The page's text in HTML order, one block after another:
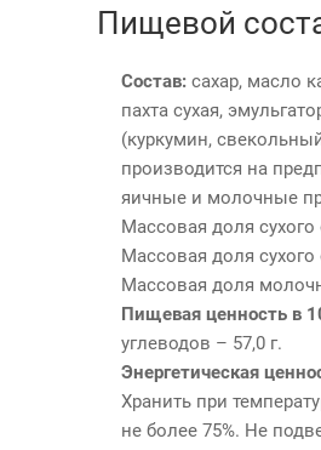
Пищевой
Состав: сахар, масло
пахта сухая,
(куркумин,
производится на
яичные и молочные
Массовая доля сухого
Массовая доля
Массовая доля
Пищевая ценность в
углеводов – 57,0 г.
Энергетическая
Хранить при
не более 75%. Не